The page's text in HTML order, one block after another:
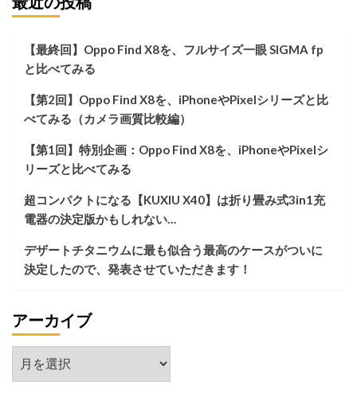
ル
し
て、
AirPods
を
今
あ
え
て
買
う
意
と
は？
【最終回】Oppo Find X8を、フルサイズ一眼 SIGMA fp
と比べてみる
【第2回】Oppo Find X8を、iPhoneやPixelシリーズと比
べてみる（カメラ画質比較編）
【第1回】特別企画：Oppo Find X8を、iPhoneやPixelシ
リーズと比べてみる
超コンパクトになる【KUXIU X40】は折り畳み式3in1充
電器の決定版かもしれない…
デザートチタニウムに最も似合う最高のケースがついに
決定したので、発表させていただきます！
アーカイブ
ア
ー